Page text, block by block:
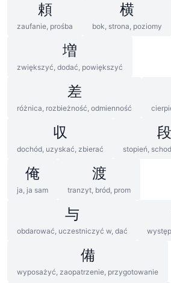
頼
zaufanie, prośba
横
bok, strona, poziomy
増
zwiększyć, dodać, powiększyć
差
różnica, rozbieżność, odmienność
収
dochód, uzyskać, zbierać
段
stopień,
俺
ja, ja sam
渡
tranzyt, bród, prom
与
obdarować, uczestniczyć w, dać
備
wyposażyć, zaopatrzenie, przygotowanie